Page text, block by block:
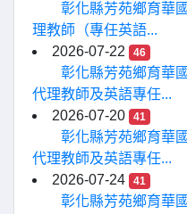
彰化縣芳苑鄉育華
理教師（專任英語...
2026-07-22
46
彰化縣芳苑鄉育華
代理教師及英語專任...
2026-07-20
41
彰化縣芳苑鄉育華
代理教師及英語專任...
2026-07-24
41
彰化縣芳苑鄉育華